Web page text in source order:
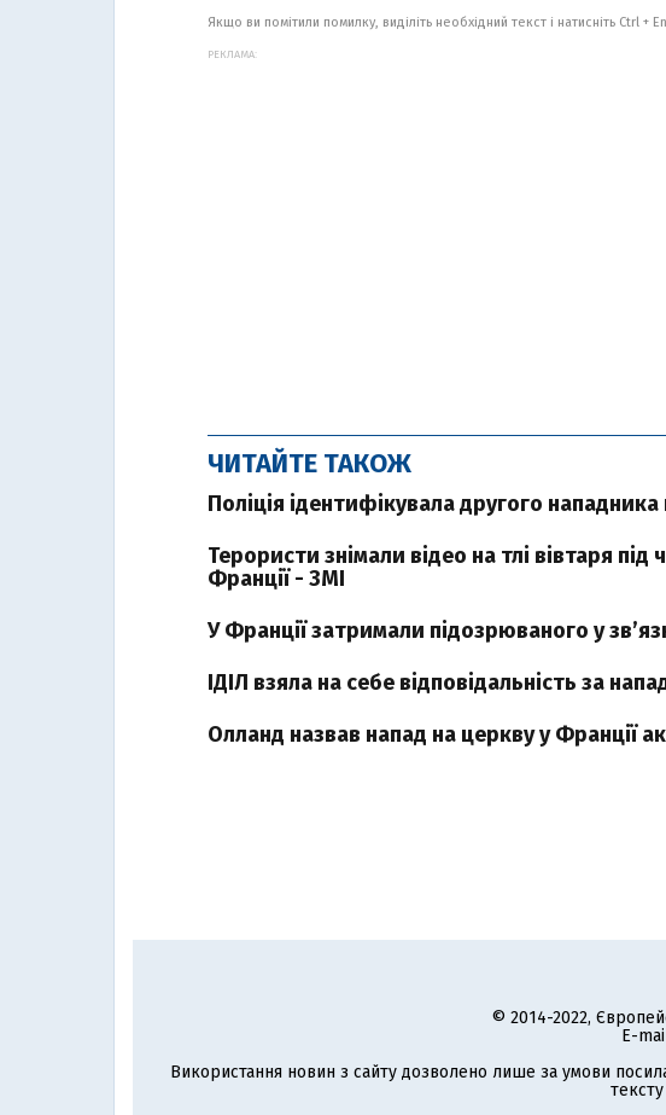
Якщо ви помітили помилку, виділіть необхідний текст і натисніть Ctrl
РЕКЛАМА:
ЧИТАЙТЕ ТАКОЖ
Поліція ідентифікувала другого
Терористи знімали відео на тлі вівтаря під
Франції - ЗМІ
У Франції затримали підозрюваного у
ІДІЛ взяла на себе відповідальність за
Олланд назвав напад на церкву у Франції
© 2014-2022,
E-
Використання новин з сайту дозволено лише за умови